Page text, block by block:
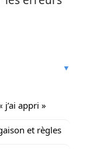
j’ai appri »
et règles